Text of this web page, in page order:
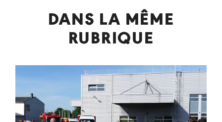
DANS LA MÊME
RUBRIQUE